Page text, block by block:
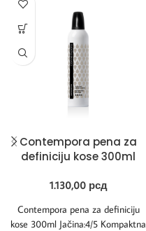
Contempora pena za
definiciju kose 300ml
1.130,00 рсд
Contempora pena za definiciju
kose 300ml Jačina:4/5 Kompaktna